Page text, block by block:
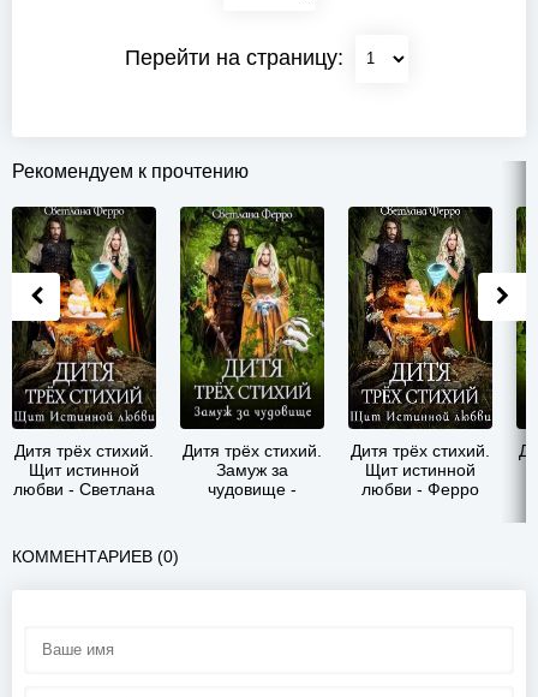
Перейти на страницу:
Рекомендуем к прочтению
Дитя трёх стихий.
Щит истинной
любви - Светлана
Дитя трёх стихий.
Замуж за
чудовище -
Дитя трёх стихий.
Щит истинной
любви - Ферро
КОММЕНТАРИЕВ (0)